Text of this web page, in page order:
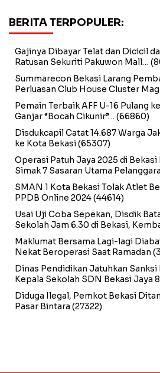
BERITA TERPOPULER:
Gajinya Dibayar Telat dan Dicicil
Ratusan Sekuriti Pakuwon Mall…
Summarecon Bekasi Larang
Perluasan Club House Cluster
Pemain Terbaik AFF U-16 Pulang
Ganjar “Bocah Cikunir”… (66860)
Disdukcapil Catat 14.687 Warga
ke Kota Bekasi(65307)
Operasi Patuh Jaya 2025 di
Simak 7 Sasaran Utama
SMAN 1 Kota Bekasi Tolak Atlet
PPDB Online 2024(44614)
Usai Uji Coba Sepekan, Disdik
Sekolah Jam 6.30 di Bekasi,
Maklumat Bersama Lagi-lagi
Nekat Beroperasi Saat Ramadan
Dinas Pendidikan Jatuhkan
Kepala Sekolah SDN Bekasi Jaya 8
Diduga Ilegal, Pemkot Bekasi
Pasar Bintara (27322)